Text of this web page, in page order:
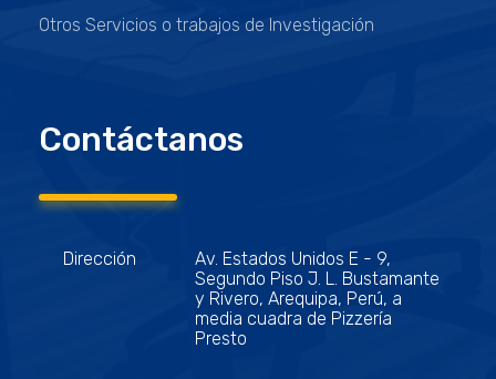
Otros Servicios o trabajos de Investigación
Contáctanos
Dirección
Av. Estados Unidos E - 9,
Segundo Piso J. L. Bustamante
y Rivero, Arequipa, Perú, a
media cuadra de Pizzería
Presto